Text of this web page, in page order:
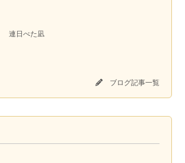
連日べた凪
ブログ記事一覧